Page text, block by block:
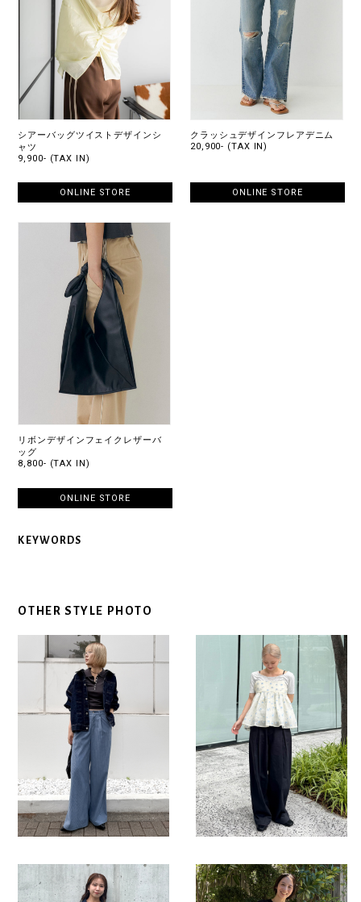
シアーバッグツイストデザインシ
ャツ
9,900- (TAX IN)
ONLINE STORE
クラッシュデザインフレアデニム
20,900- (TAX IN)
ONLINE STORE
リボンデザインフェイクレザーバ
ッグ
8,800- (TAX IN)
ONLINE STORE
KEYWORDS
OTHER STYLE PHOTO